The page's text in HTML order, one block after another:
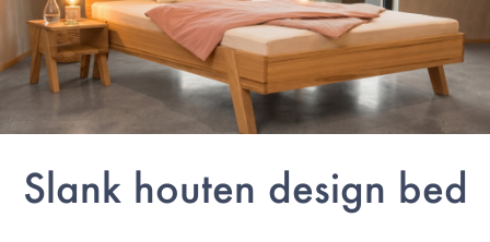
Slank houten design bed